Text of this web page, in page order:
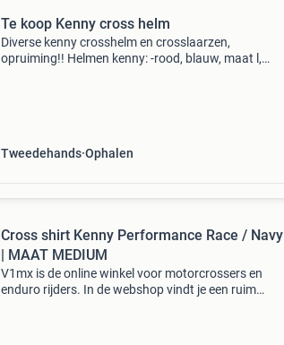
Te koop Kenny cross helm
Diverse kenny crosshelm en crosslaarzen,
opruiming!! Helmen kenny: -rood, blauw, maat l,
Tweedehands Ophalen
Cross shirt Kenny Performance Race / Navy
| MAAT MEDIUM
V1mx is de online winkel voor motorcrossers en
enduro rijders. In de webshop vindt je een ruim